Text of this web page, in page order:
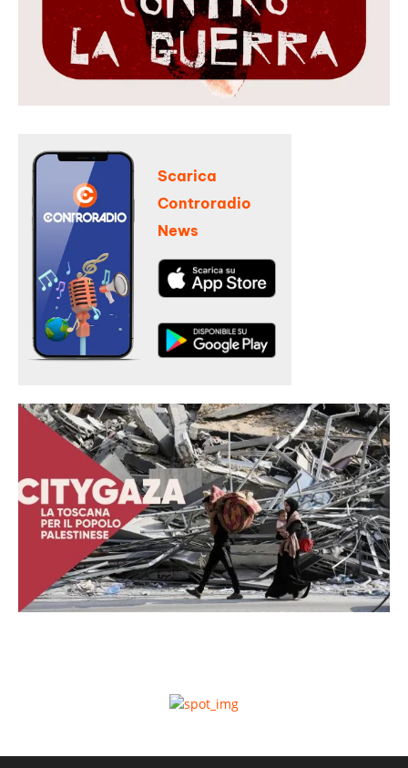
Scarica
Controradio
News